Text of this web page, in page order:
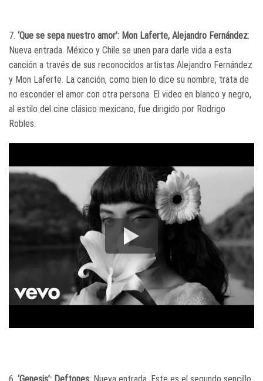
7. ‘Que se sepa nuestro amor’: Mon Laferte, Alejandro Fernández:
Nueva entrada. México y Chile se unen para darle vida a esta
canción a través de sus reconocidos artistas Alejandro Fernández
y Mon Laferte. La canción, como bien lo dice su nombre, trata de
no esconder el amor con otra persona. El video en blanco y negro,
al estilo del cine clásico mexicano, fue dirigido por Rodrigo
Robles.